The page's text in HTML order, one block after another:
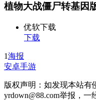
植物大战僵尸转基因
优软下载
下载
1海报
安卓手游
版权声明：如发现本站有
yrdown@88.com举报，一